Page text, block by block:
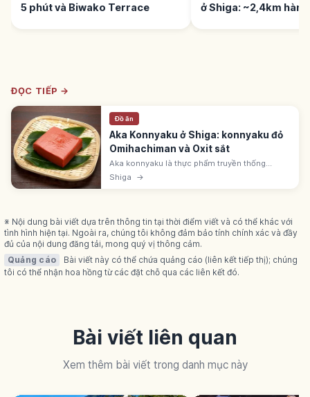
5 phút và Biwako Terrace
ở Shiga: ~2,4km
ĐỌC TIẾP →
Đồ ăn
Aka Konnyaku ở Shiga: konnyaku đỏ
Omihachiman và Oxit sắt
Aka konnyaku là thực phẩm truyền thống
Omihachiman (Shiga) màu đỏ do oxit sắt tạo
nên. Kết cấu mềm, thấm vị, hợp món hầm,
Shiga →
※ Nội dung bài viết dựa trên thông tin tại thời điểm viết và có thể khác với
tình hình hiện tại. Ngoài ra, chúng tôi không đảm bảo tính chính xác và đầy
đủ của nội dung đăng tải, mong quý vị thông cảm.
Quảng cáo
Bài viết này có thể chứa quảng cáo (liên kết tiếp thị); chúng
tôi có thể nhận hoa hồng từ các đặt chỗ qua các liên kết đó.
Bài viết liên quan
Xem thêm bài viết trong danh mục này